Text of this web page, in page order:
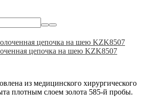
цепочка на шею KZK8507
из медицинского хирургического
плотным слоем золота 585-й пробы.